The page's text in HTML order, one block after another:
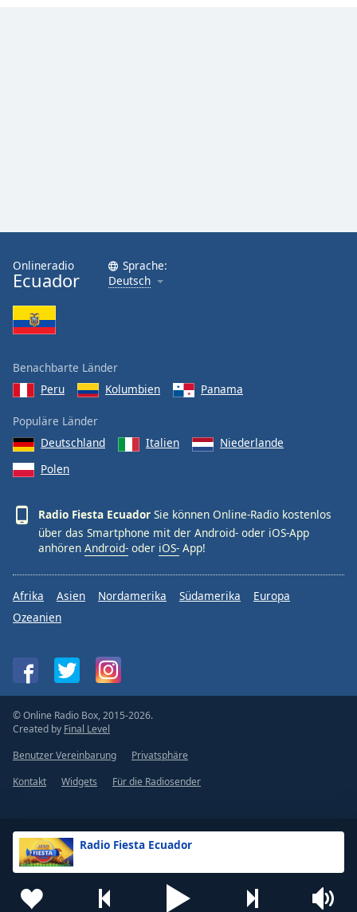
Radio Fiesta Ecuador
Onlineradio
Ecuador
Sprache:
Deutsch
Benachbarte Länder
Peru
Kolumbien Panama
Populäre Länder
Deutschland
Italien
Niederlande
Polen
Radio Fiesta Ecuador Sie können Online-Radio kostenlos
über das Smartphone mit der Android- oder iOS-App
anhören Android- oder iOS- App!
Afrika Asien Nordamerika Südamerika
Europa
Ozeanien
© Online Radio Box, 2015-2026.
Created by Final Level
Benutzer Vereinbarung
Privatsphäre
Kontakt
Widgets Für die Radiosender